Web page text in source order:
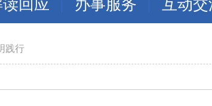
回应 办事服务 互动交
践行